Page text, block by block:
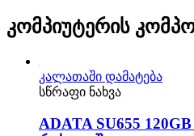
კომპიუტერის
კალათაში დამატება
სწრაფი ნახვა
ADATA SU655